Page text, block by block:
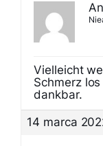
Vielleicht
Schmerz
dankbar.
14 marca